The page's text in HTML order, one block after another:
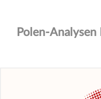
Polen-